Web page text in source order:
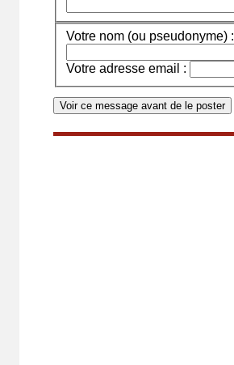
Votre nom (ou pseudonyme) :
Votre adresse email :